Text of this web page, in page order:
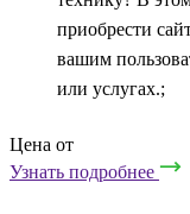
приобрести
вашим
или услугах.;
Цена от
Узнать подробнее